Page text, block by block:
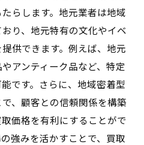
らします。地元業者は地域
り、地元特有の文化やイベ
供できます。例えば、地元
アンティーク品など、特定
です。さらに、地域密着型
、顧客との信頼関係を構築
価格を有利にすることがで
強みを活かすことで、買取